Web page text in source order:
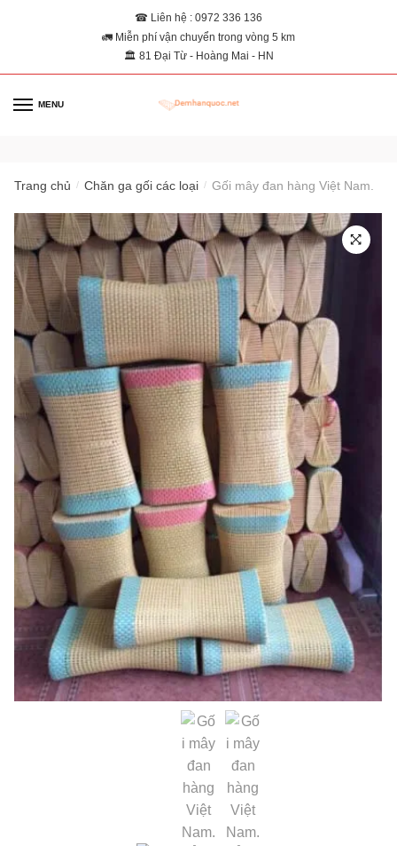
☎ Liên hệ : 0972 336 136
🚛 Miễn phí vận chuyển trong vòng 5 km
🏛 81 Đại Từ - Hoàng Mai - HN
MENU
Trang chủ / Chăn ga gối các loại / Gối mây đan hàng Việt Nam.